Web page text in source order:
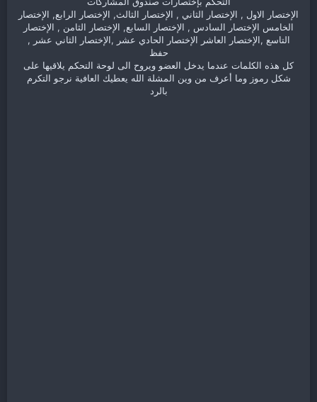
الإختصار الاول , الإختصار الثاني , الإختصار الثالث, الإختصار الرابع, الإختصار
الخامس الإختصار السادس , الإختصار السابع, الإختصار الثامن , الإختصار
التاسع ,الإختصار العاشر الإختصار الحادي عشر ,الإختصار الثاني عشر ,
حفظ
كل هذه الكلمات عندما يدخل العضو ويروح الى لوحة التحكم يلاقيها على
شكل رموز وما أعرف من وين المشلة الله يعطيك العافية نرجو التكرم
بالرد​